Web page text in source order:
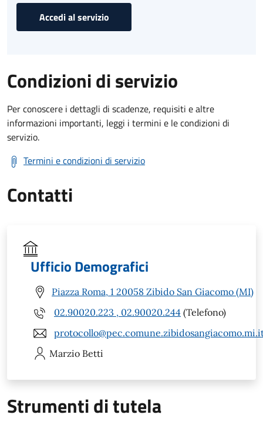
Accedi al servizio
Condizioni di servizio
Per conoscere i dettagli di scadenze, requisiti e altre
informazioni importanti, leggi i termini e le condizioni di
servizio.
Termini e condizioni di servizio
Contatti
Ufficio Demografici
Piazza Roma, 1 20058 Zibido San Giacomo (MI)
02.90020.223 , 02.90020.244 (Telefono)
Marzio Betti
Strumenti di tutela